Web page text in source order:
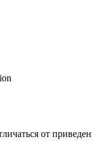
от